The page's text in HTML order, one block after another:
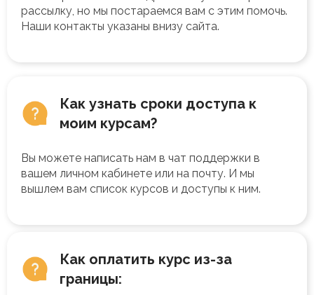
рассылку, но мы постараемся вам с этим помочь.
Наши контакты указаны внизу сайта.
Как узнать сроки доступа к
моим курсам?
Вы можете написать нам в чат поддержки в
вашем личном кабинете или на почту. И мы
вышлем вам список курсов и доступы к ним.
Как оплатить курс из-за
границы: